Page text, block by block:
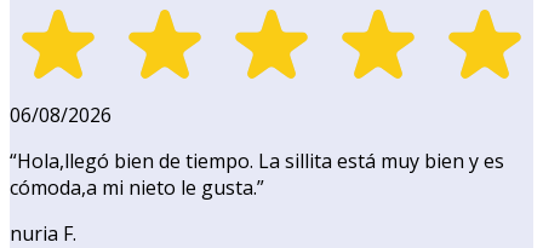
06/08/2026
“Hola,llegó bien de tiempo. La sillita está muy bien y es
cómoda,a mi nieto le gusta.”
nuria F.